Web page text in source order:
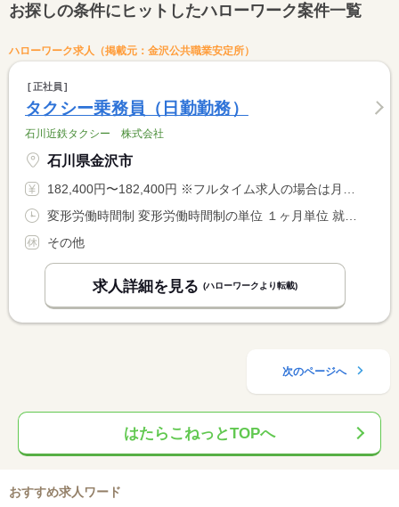
お探しの条件にヒットしたハローワーク案件一覧
ハローワーク求人（掲載元：金沢公共職業安定所）
正社員
タクシー乗務員（日勤勤務）
石川近鉄タクシー 株式会社
石川県金沢市
182,400円〜182,400円 ※フルタイム求人の場合は月額（換算額）、パート求人の場合は時間額を表示しています。
変形労働時間制 変形労働時間制の単位 １ヶ月単位 就業時間１ 7時00分〜18時00分 就業時間２ 11時00分〜22時00分 就業時間に関する特記事項 １日目就業時間（１） <BR> ２日目就業時間（２） <BR> ３日目 公休 <BR> 所定労働時間：１７３ｈ
その他
求人詳細を見る (ハローワークより転載)
次のページへ
はたらこねっとTOPへ
おすすめ求人ワード